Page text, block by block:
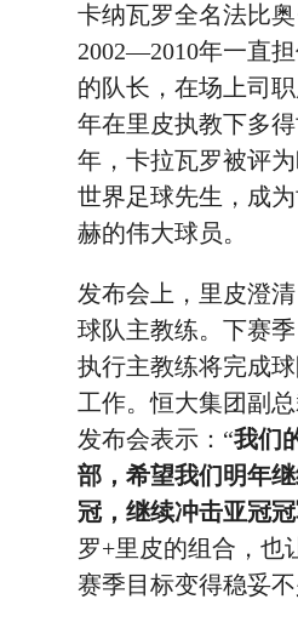
卡纳瓦罗全名法比
2002—2010年一直
的队长，在场上司
年在里皮执教下多
年，卡拉瓦罗被评为
世界足球先生，成
赫的伟大球员。
发布会上，里皮澄
球队主教练。下赛
执行主教练将完成
工作。恒大集团副
发布会表示：“我们
部，希望我们明年
冠，继续冲击亚冠冠
罗+里皮的组合，也
赛季目标变得稳妥不